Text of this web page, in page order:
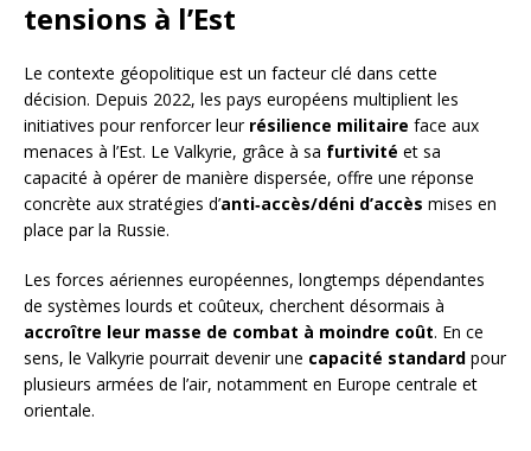
tensions à l’Est
Le contexte géopolitique est un facteur clé dans cette
décision. Depuis 2022, les pays européens multiplient les
initiatives pour renforcer leur résilience militaire face aux
menaces à l’Est. Le Valkyrie, grâce à sa furtivité et sa
capacité à opérer de manière dispersée, offre une réponse
concrète aux stratégies d’anti‑accès/déni d’accès mises en
place par la Russie.
Les forces aériennes européennes, longtemps dépendantes
de systèmes lourds et coûteux, cherchent désormais à
accroître leur masse de combat à moindre coût. En ce
sens, le Valkyrie pourrait devenir une capacité standard pour
plusieurs armées de l’air, notamment en Europe centrale et
orientale.